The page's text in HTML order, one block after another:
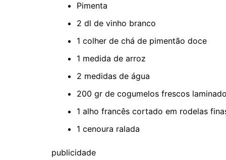
Pimenta
2 dl de vinho branco
1 colher de chá de pimentão doce
1 medida de arroz
2 medidas de água
200 gr de cogumelos frescos
1 alho francês cortado em rodelas
1 cenoura ralada
publicidade